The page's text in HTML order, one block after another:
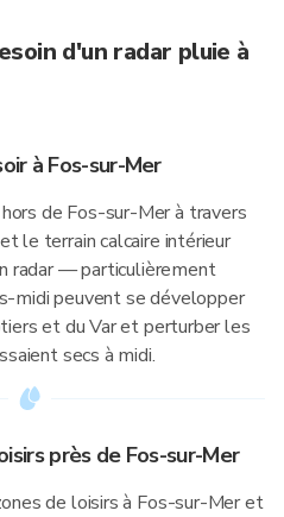
d'un radar pluie à
à Fos-sur-Mer
de Fos-sur-Mer à travers
le terrain calcaire intérieur
radar — particulièrement
midi peuvent se développer
et du Var et perturber les
secs à midi.
près de Fos-sur-Mer
de loisirs à Fos-sur-Mer et